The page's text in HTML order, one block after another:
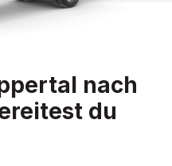
nach
du